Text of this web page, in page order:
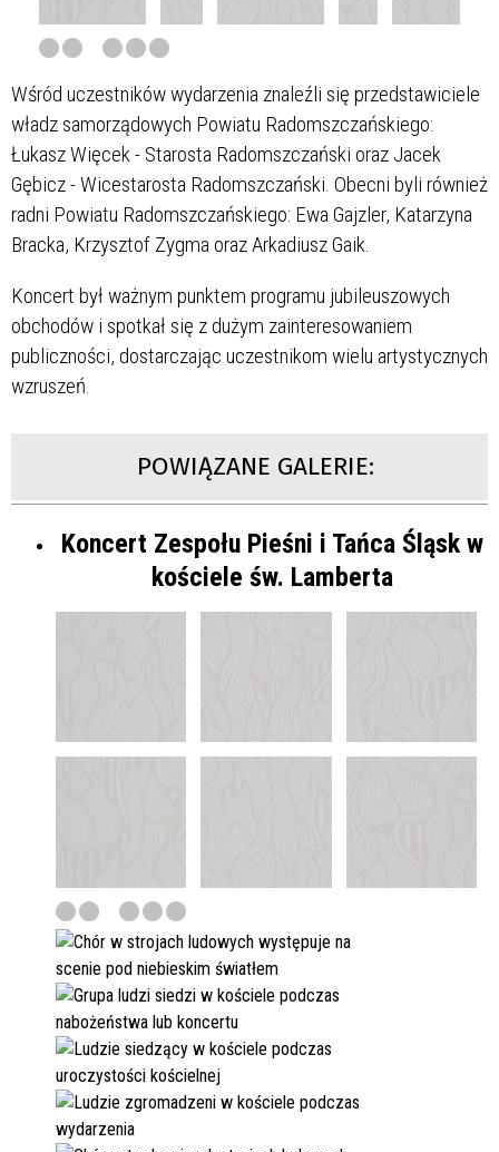
Wśród uczestników wydarzenia znaleźli się przedstawiciele
władz samorządowych Powiatu Radomszczańskiego:
Łukasz Więcek - Starosta Radomszczański oraz Jacek
Gębicz - Wicestarosta Radomszczański. Obecni byli również
radni Powiatu Radomszczańskiego: Ewa Gajzler, Katarzyna
Bracka, Krzysztof Zygma oraz Arkadiusz Gaik.
Koncert był ważnym punktem programu jubileuszowych
obchodów i spotkał się z dużym zainteresowaniem
publiczności, dostarczając uczestnikom wielu artystycznych
wzruszeń.
POWIĄZANE GALERIE:
Koncert Zespołu Pieśni i Tańca Śląsk w
kościele św. Lamberta